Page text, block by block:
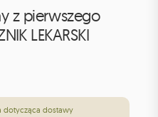
z pierwszego
LEKARSKI
dotycząca dostawy